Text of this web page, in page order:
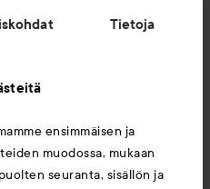
Tietoja
ensimmäisen ja
muodossa, mukaan
seuranta, sisällön ja